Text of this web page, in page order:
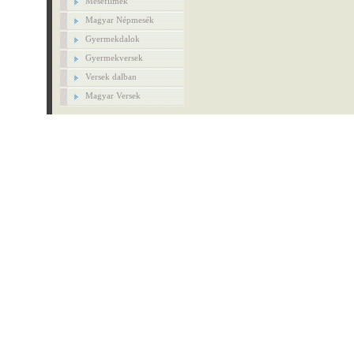
Magyar Népmesék
Gyermekdalok
Gyermekversek
Versek dalban
Magyar Versek